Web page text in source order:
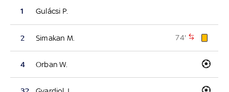
1 Gulácsi P.
2 Simakan M. 74'
4 Orban W.